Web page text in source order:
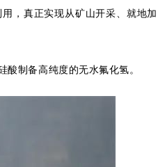
，真正实现从矿山开采、就地加
制备高纯度的无水氟化氢。